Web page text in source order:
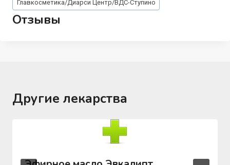
записи:
Главкосметика/Диарси Центр/ВДС-Ступино
Отзывы
Другие лекарства